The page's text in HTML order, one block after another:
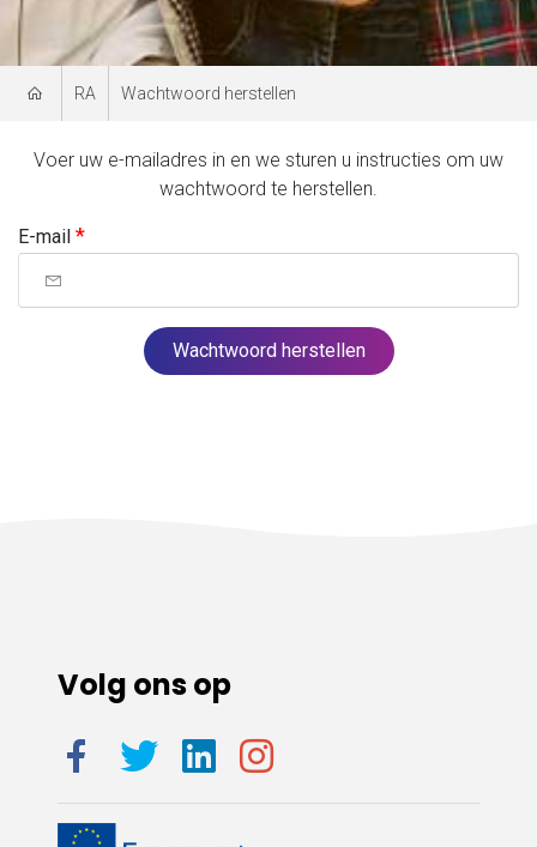
RA Wachtwoord herstellen
Voer uw e-mailadres in en we sturen u instructies om uw
wachtwoord te herstellen.
E-mail
Wachtwoord herstellen
Volg ons op